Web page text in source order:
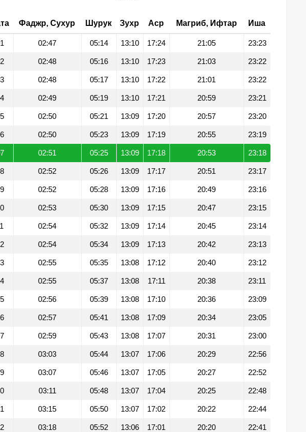
Фаджр, Сухур Шурук Зухр Аср Магриб, Ифтар Иша
02:47 05:14 13:10 17:24 21:05 23:23
02:48 05:16 13:10 17:23 21:03 23:22
02:48 05:17 13:10 17:22 21:01 23:22
02:49 05:19 13:10 17:21 20:59 23:21
02:50 05:21 13:09 17:20 20:57 23:20
02:50 05:23 13:09 17:19 20:55 23:19
02:51 05:25 13:09 17:18 20:53 23:18
02:52 05:26 13:09 17:17 20:51 23:17
02:52 05:28 13:09 17:16 20:49 23:16
02:53 05:30 13:09 17:15 20:47 23:15
02:54 05:32 13:09 17:14 20:45 23:14
02:54 05:34 13:09 17:13 20:42 23:13
02:55 05:35 13:08 17:12 20:40 23:12
02:55 05:37 13:08 17:11 20:38 23:11
02:56 05:39 13:08 17:10 20:36 23:09
02:57 05:41 13:08 17:09 20:34 23:05
02:59 05:43 13:08 17:07 20:31 23:00
03:03 05:44 13:07 17:06 20:29 22:56
03:07 05:46 13:07 17:05 20:27 22:52
03:11 05:48 13:07 17:04 20:25 22:48
03:15 05:50 13:07 17:02 20:22 22:44
03:18 05:52 13:06 17:01 20:20 22:41